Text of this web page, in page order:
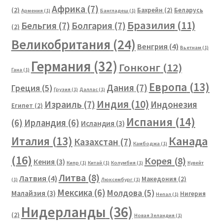
(2) Армения (1) Африка (7) Бангладеш (1) Бахрейн (2) Беларусь
(2) Бельгия (7) Болгария (7) Бразилия (11)
Великобритания (24) Венгрия (4) Вьетнам (1)
Гана (1) Германия (32) Гонконг(12)
Греция (5) Грузия (1) Даллас(1) Дания (7) Европа (13)
Египет (2) Израиль (7) Индия (10) Индонезия
(6) Ирландия (6) Исландия (3) Испания (14)
Италия (13) Казахстан (7) Камбоджа (1) Канада
(16) Кения (3) Кипр (1) Китай (1) Колумбия (1) Корея (8) Кувейт
(1) Латвия (4)Литва (8) Люксембург(1) Македония (2)
Малайзия (3) Мексика(6) Молдова (5) Непал (1) Нигерия
(2) Нидерланды (36) Новая Зеландия (1)